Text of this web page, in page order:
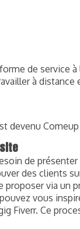
de service à
à distance
devenu
de
des clients
proposer via un
vous
Fiverr. Ce